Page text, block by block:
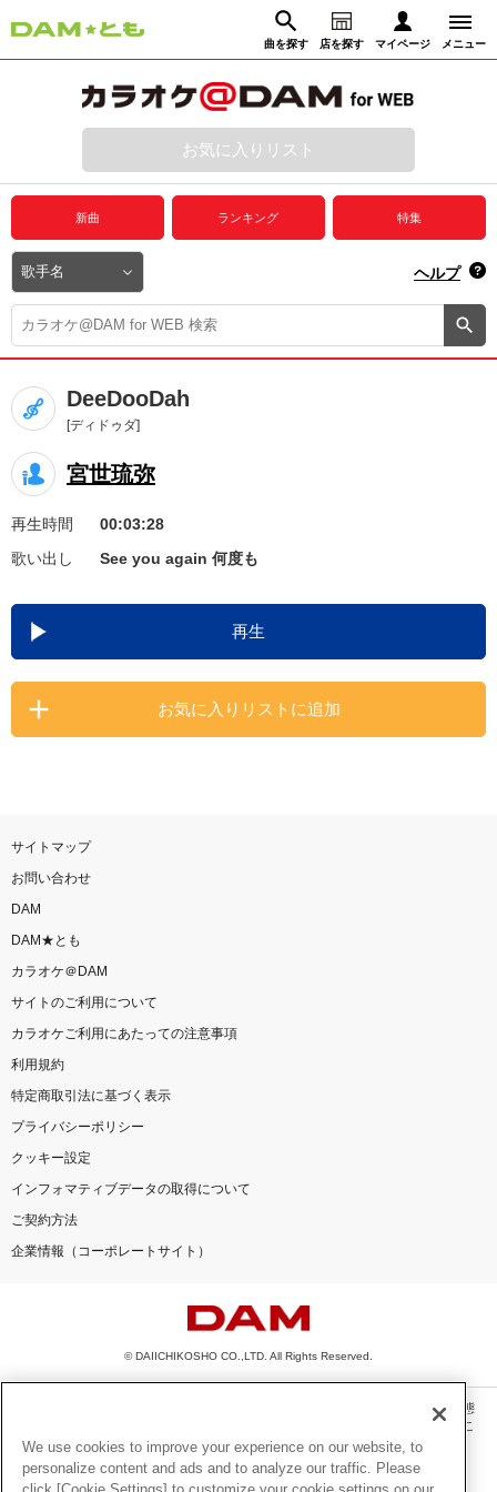
曲を探す 店を探す マイページ メニュー
動画からさがす 録音からさがす
ログイン
プレミアムサービス
DAM★とも動画
DAM★とも録音
カラオケ＠DAM
ユーザー検索
キャンペーン
お知らせ よくあるご質問
DAMの新曲・ランキングなど
カラオケ最新情報をチェック！
お気に入りリスト
新曲 ランキング 特集
ヘルプ
DeeDooDah
[ディドゥダ]
宮世琉弥
再生時間
00:03:28
歌い出し
See you again 何度も
再生
お気に入りリストに追加
サイトマップ
お問い合わせ
DAM
DAM★とも
カラオケ＠DAM
サイトのご利用について
カラオケご利用にあたっての注意事項
利用規約
特定商取引法に基づく表示
プライバシーポリシー
クッキー設定
インフォマティブデータの取得について
ご契約方法
企業情報（コーポレートサイト）
© DAIICHIKOSHO CO.,LTD. All Rights Reserved.
このサイトに掲載されている一切の文章・画像・写真・動画・音声等を、手段や形態
を問わず、著作権法の定める範囲を超えて無断で複製、転載、ファイル化などするこ
とを禁じます。
楽曲及びコンテンツは、機種によりご利用いただけない場合があります。
We use cookies to improve your experience on our website, to
personalize content and ads and to analyze our traffic. Please